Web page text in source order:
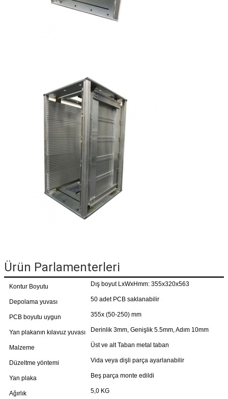
Ürün Parlamenterleri
Kontur Boyutu Dış boyut LxWxHmm: 355x320x563
Depolama yuvası 50 adet PCB saklanabilir
PCB boyutu uygun 355x (50-250) mm
Yan plakanın kılavuz yuvası Derinlik 3mm, Genişlik 5.5mm, Adım 10mm
Malzeme Üst ve alt Taban metal taban
Düzeltme yöntemi Vida veya dişli parça ayarlanabilir
Yan plaka Beş parça monte edildi
Ağırlık 5,0 KG